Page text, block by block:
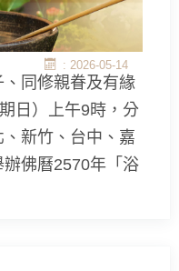
: 2026-05-14
同修親眷及有緣
日）上午9時，分
新竹、台中、嘉
佛曆2570年「浴